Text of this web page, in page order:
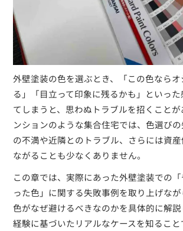
外壁塗装の色を選ぶとき、「この色なら
る」「目立って印象に残るかも」といっ
てしまうと、思わぬトラブルを招くこと
ンションのような集合住宅では、色選び
の不満や近隣とのトラブル、さらには資
ながることも少なくありません。
この章では、実際にあった外壁塗装での
った色」に関する失敗事例を取り上げな
色がなぜ避けるべきなのかを具体的に解説
経験に基づいたリアルなケースを知るこ